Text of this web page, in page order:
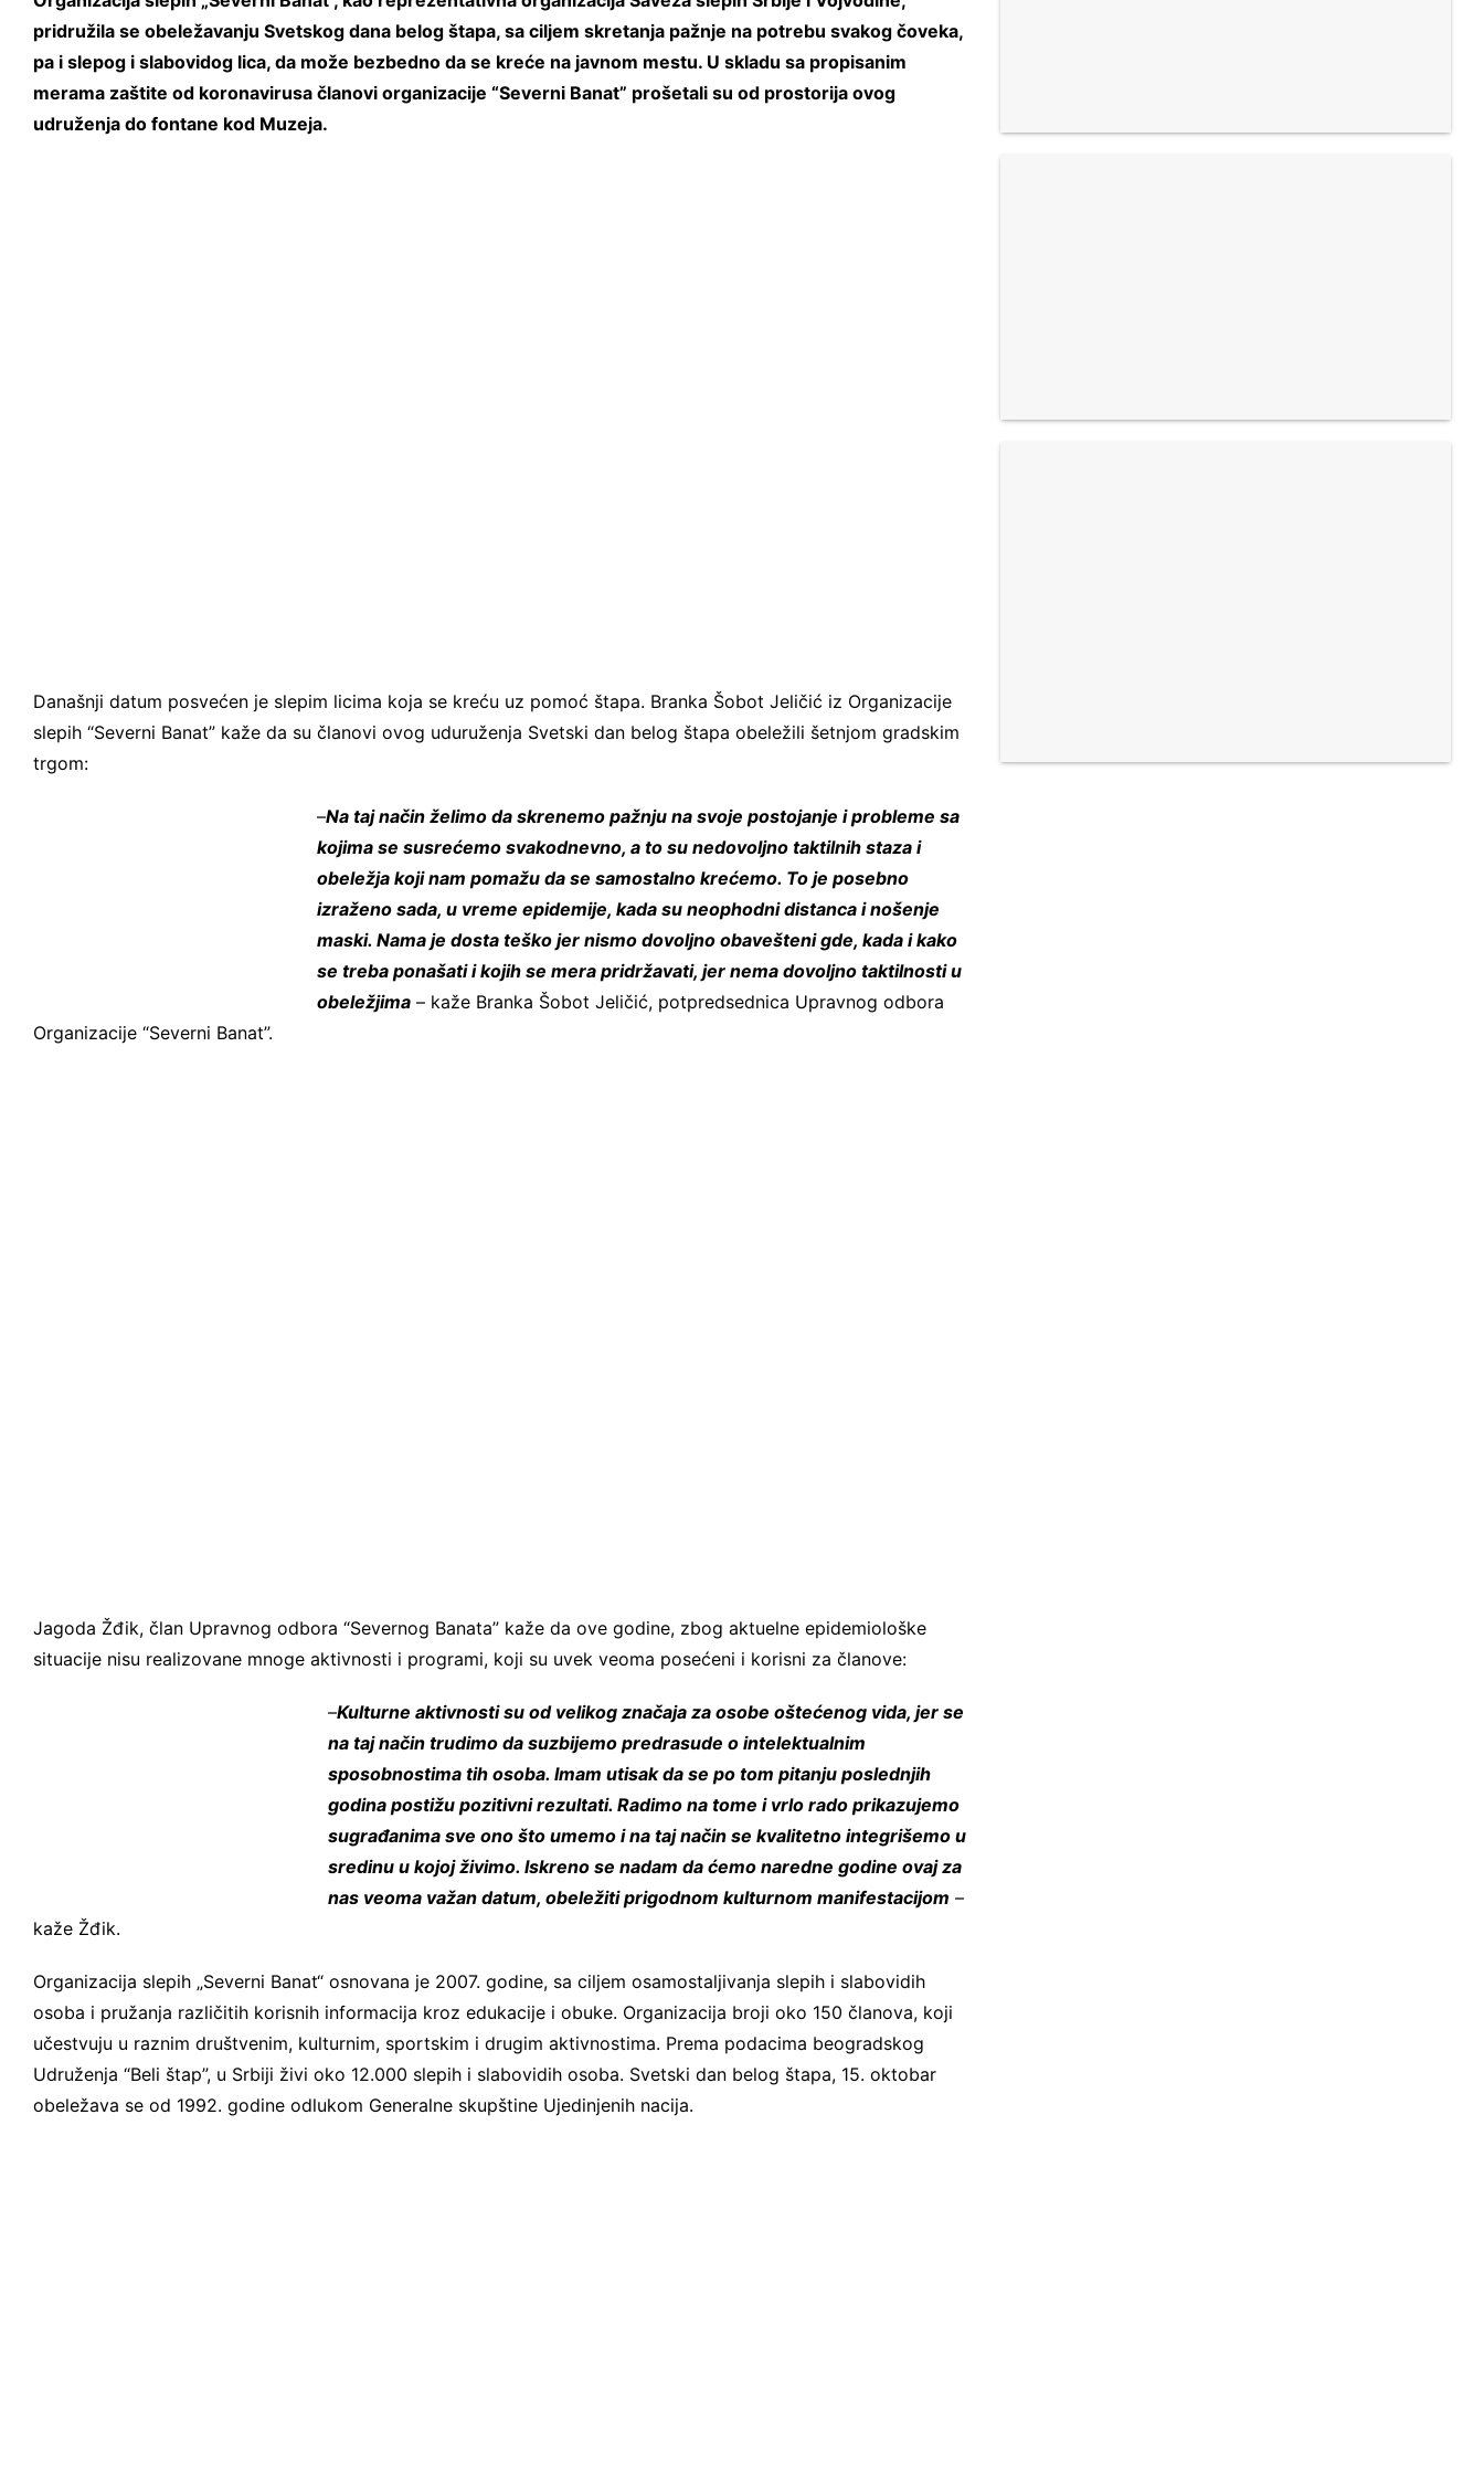
pridružila se obeležavanju Svetskog dana belog štapa, sa ciljem skretanja pažnje na potrebu svakog čoveka,
pa i slepog i slabovidog lica, da može bezbedno da se kreće na javnom mestu. U skladu sa propisanim
merama zaštite od koronavirusa članovi organizacije “Severni Banat” prošetali su od prostorija ovog
udruženja do fontane kod Muzeja.
Današnji datum posvećen je slepim licima koja se kreću uz pomoć štapa. Branka Šobot Jeličić iz Organizacije
slepih “Severni Banat” kaže da su članovi ovog uduruženja Svetski dan belog štapa obeležili šetnjom gradskim
trgom:
–Na taj način želimo da skrenemo pažnju na svoje postojanje i probleme sa
kojima se susrećemo svakodnevno, a to su nedovoljno taktilnih staza i
obeležja koji nam pomažu da se samostalno krećemo. To je posebno
izraženo sada, u vreme epidemije, kada su neophodni distanca i nošenje
maski. Nama je dosta teško jer nismo dovoljno obavešteni gde, kada i kako
se treba ponašati i kojih se mera pridržavati, jer nema dovoljno taktilnosti u
obeležjima – kaže Branka Šobot Jeličić, potpredsednica Upravnog odbora
Organizacije “Severni Banat”.
Jagoda Žđik, član Upravnog odbora “Severnog Banata” kaže da ove godine, zbog aktuelne epidemiološke
situacije nisu realizovane mnoge aktivnosti i programi, koji su uvek veoma posećeni i korisni za članove:
–Kulturne aktivnosti su od velikog značaja za osobe oštećenog vida, jer se
na taj način trudimo da suzbijemo predrasude o intelektualnim
sposobnostima tih osoba. Imam utisak da se po tom pitanju poslednjih
godina postižu pozitivni rezultati. Radimo na tome i vrlo rado prikazujemo
sugrađanima sve ono što umemo i na taj način se kvalitetno integrišemo u
sredinu u kojoj živimo. Iskreno se nadam da ćemo naredne godine ovaj za
nas veoma važan datum, obeležiti prigodnom kulturnom manifestacijom –
kaže Žđik.
Organizacija slepih „Severni Banat“ osnovana je 2007. godine, sa ciljem osamostaljivanja slepih i slabovidih
osoba i pružanja različitih korisnih informacija kroz edukacije i obuke. Organizacija broji oko 150 članova, koji
učestvuju u raznim društvenim, kulturnim, sportskim i drugim aktivnostima. Prema podacima beogradskog
Udruženja “Beli štap”, u Srbiji živi oko 12.000 slepih i slabovidih osoba. Svetski dan belog štapa, 15. oktobar
obeležava se od 1992. godine odlukom Generalne skupštine Ujedinjenih nacija.